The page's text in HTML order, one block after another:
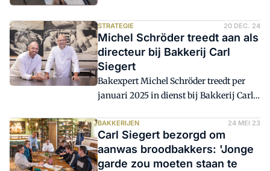
STRATEGIE 20 DEC. 24
Michel Schröder treedt aan als
directeur bij Bakkerij Carl
Siegert
Bakexpert Michel Schröder treedt per
januari 2025 in dienst bij Bakkerij Carl
van operationeel en commercieel
directeur.
BAKKERIJEN 24 MEI 23
Carl Siegert bezorgd om
aanwas broodbakkers: 'Jonge
garde zou moeten staan te